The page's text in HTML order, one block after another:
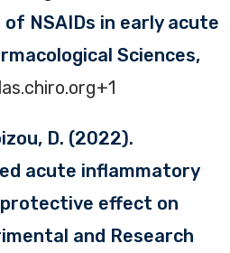
NSAIDs in early acute
Sciences,
D. (2022).
acute inflammatory
effect on
and Research